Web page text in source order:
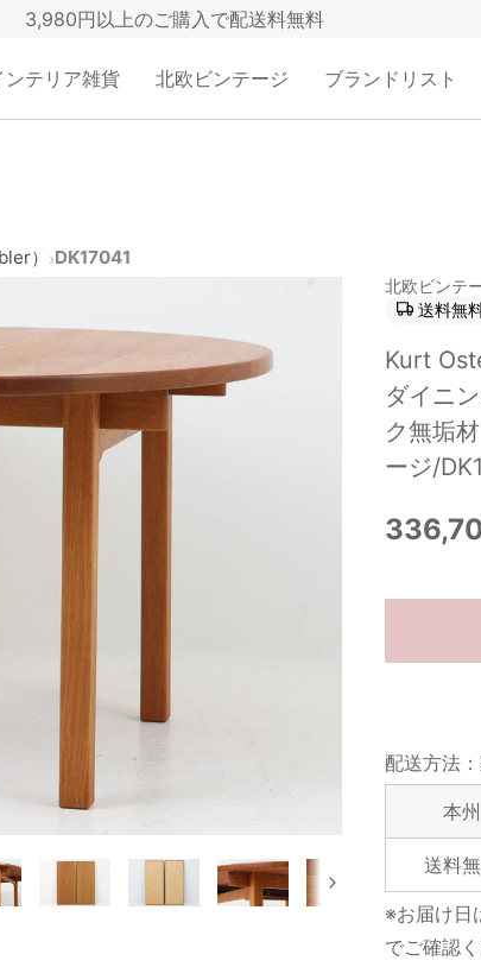
3,980円以上のご購入で配送料無料
ンテリア雑貨 北欧ビンテージ ブランドリスト
） ›DK17041
次
北欧ビンテ
送料無
Kurt
ダイニ
ク無垢
ージ/
配送方法
本州
送料
※お届け日
でご確認く